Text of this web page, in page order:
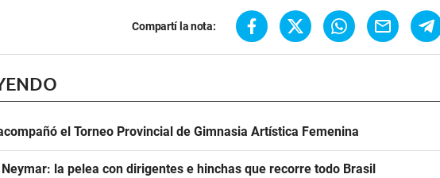
Compartí la nota:
el Torneo Provincial de Gimnasia Artística Femenina
la pelea con dirigentes e hinchas que recorre todo Brasil